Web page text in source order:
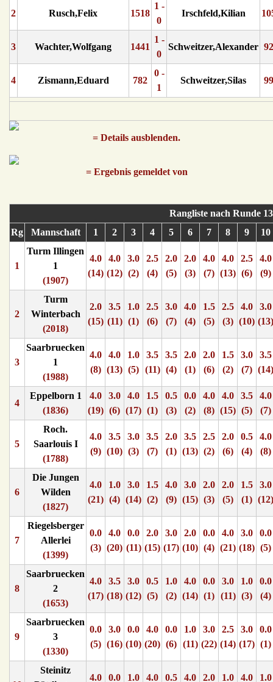
2 Rusch,Felix 1518
1 -
0
Irschfeld,Kilian
3 Wachter,Wolfgang 1441
1 -
0
Schweitzer,Alexander
4 Zismann,Eduard 782
0 -
1
Schweitzer,Silas
= Details ausblenden.
= Ergebnis gemeldet von
Rangliste nach Runde 13
Rg
Mannschaft 1 2 3 4 5 6 7 8 9 10
1
Turm Illingen
1
(1907)
4.0
(14)
4.0
(12)
3.0
(2)
2.5
(4)
2.0
(5)
2.0
(3)
4.0
(7)
4.0
(13)
2.5
(6)
4.0
(9)
2
Turm
Winterbach
(2018)
2.0
(15)
3.5
(11)
1.0
(1)
2.5
(6)
3.0
(7)
4.0
(4)
1.5
(5)
2.5
(3)
4.0
(10)
3.0
(13)
3
Saarbruecken
1
(1988)
4.0
(8)
4.0
(13)
1.0
(5)
3.5
(11)
3.5
(4)
2.0
(1)
2.0
(6)
1.5
(2)
3.0
(7)
3.5
(14)
4
Eppelborn 1
(1836)
4.0
(19)
3.0
(6)
4.0
(17)
1.5
(1)
0.5
(3)
0.0
(2)
4.0
(8)
4.0
(15)
3.5
(5)
4.0
(7)
5
Roch.
Saarlouis I
(1788)
4.0
(9)
3.5
(10)
3.0
(3)
3.5
(7)
2.0
(1)
3.5
(13)
2.5
(2)
2.0
(6)
0.5
(4)
4.0
(8)
6
Die Jungen
Wilden
(1827)
4.0
(21)
1.0
(4)
3.0
(14)
1.5
(2)
4.0
(9)
3.0
(15)
2.0
(3)
2.0
(5)
1.5
(1)
3.0
(12)
7
Riegelsberger
Allerlei
(1399)
0.0
(3)
4.0
(20)
0.0
(11)
2.0
(15)
3.0
(17)
2.0
(10)
0.0
(4)
4.0
(21)
3.0
(18)
0.0
(5)
8
Saarbruecken
2
(1653)
4.0
(17)
3.5
(18)
3.0
(12)
0.5
(5)
1.0
(2)
4.0
(14)
0.0
(1)
3.0
(11)
1.0
(3)
0.0
(4)
9
Saarbruecken
3
(1330)
0.0
(5)
3.0
(16)
0.0
(10)
4.0
(20)
0.0
(6)
1.0
(11)
3.0
(22)
2.5
(14)
3.0
(17)
0.0
(1)
Steinitz
4.0
0.0
1.0
4.0
0.5
4.0
2.0
1.0
4.0
1.0